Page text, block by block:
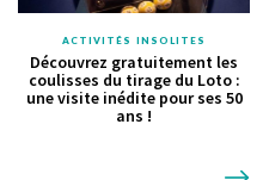
ACTIVITÉS INSOLITES
Découvrez gratuitement les
coulisses du tirage du Loto :
une visite inédite pour ses 50
ans !